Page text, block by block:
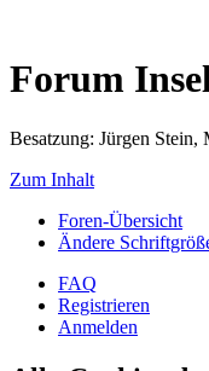
Forum
Besatzung: Jürgen
Zum Inhalt
Foren-Übersicht
Ändere
FAQ
Registrieren
Anmelden